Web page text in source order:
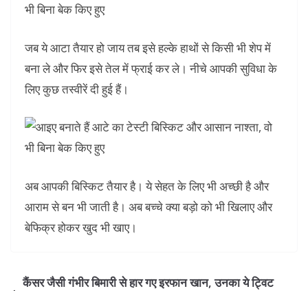
जब ये आटा तैयार हो जाय तब इसे हल्के हाथों से किसी भी शेप में
बना ले और फिर इसे तेल में फ्राई कर ले। नीचे आपकी सुविधा के
लिए कुछ तस्वीरें दी हुई हैं।
अब आपकी बिस्किट तैयार है। ये सेहत के लिए भी अच्छी है और
आराम से बन भी जाती है। अब बच्चे क्या बड़ो को भी खिलाए और
बेफिक्र होकर खुद भी खाए।
कैंसर जैसी गंभीर बिमारी से हार गए इरफान खान, उनका ये ट्विट